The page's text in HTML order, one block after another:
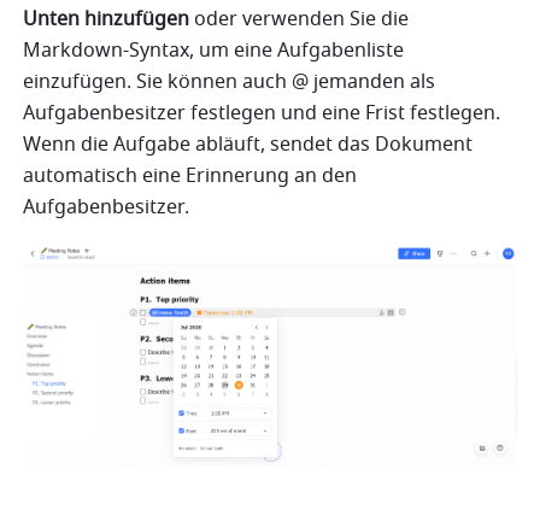
Unten hinzufügen oder verwenden Sie die
Markdown-Syntax, um eine Aufgabenliste
einzufügen. Sie können auch @ jemanden als
Aufgabenbesitzer festlegen und eine Frist festlegen.
Wenn die Aufgabe abläuft, sendet das Dokument
automatisch eine Erinnerung an den
Aufgabenbesitzer.